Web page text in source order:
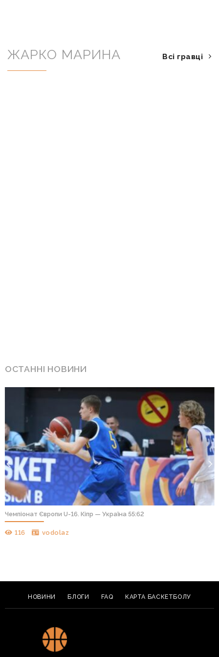
ЖАРКО МАРИНА Всі гравці
ОСТАННІ НОВИНИ
Чемпіонат Європи U-16. Кіпр — Україна 55:62
116 vodolaz
НОВИНИ БЛОГИ FAQ КАРТА БАСКЕТБОЛУ